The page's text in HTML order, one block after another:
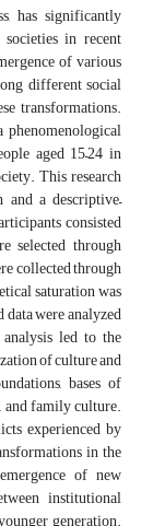
has significantly
in recent
of various
different social
transformations.
aged 15–24 in
This research
a descriptive–
consisted
selected through
collected through
saturation was
were analyzed
led to the
of culture and
bases of
and family culture.
experienced by
in the
of new
institutional